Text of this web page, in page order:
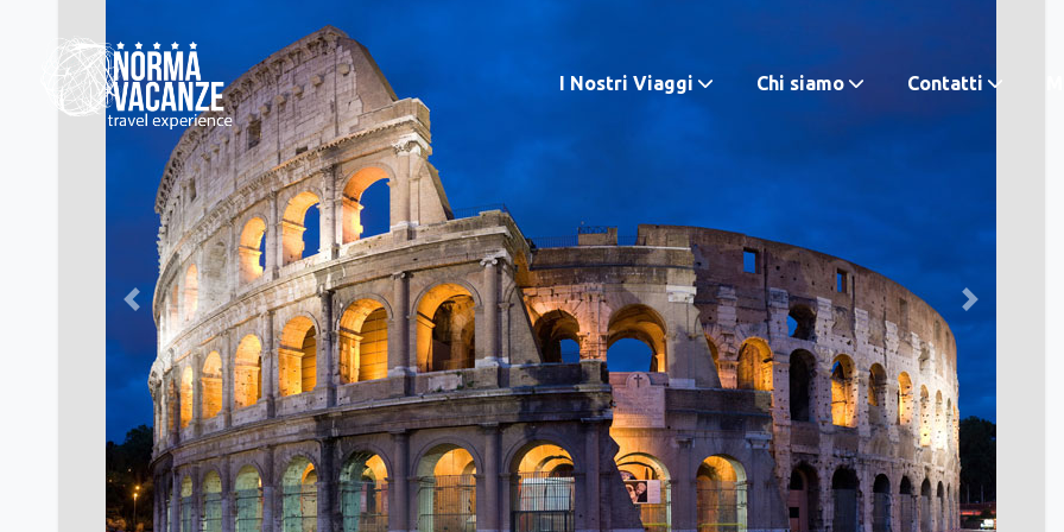
I Nostri Viaggi Chi siamo Contatti
Previous Next